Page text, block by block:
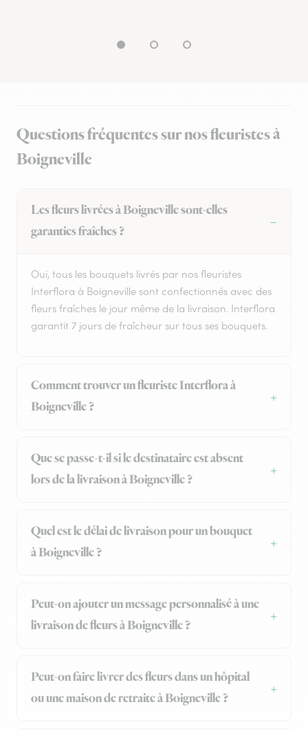
Questions fréquentes sur nos fleuristes à
Boigneville
Les fleurs livrées à Boigneville sont-elles
garanties fraîches ?
Oui, tous les bouquets livrés par nos fleuristes
Interflora à Boigneville sont confectionnés avec des
fleurs fraîches le jour même de la livraison. Interflora
garantit 7 jours de fraîcheur sur tous ses bouquets.
Comment trouver un fleuriste Interflora à
Boigneville ?
Que se passe-t-il si le destinataire est absent
lors de la livraison à Boigneville ?
Quel est le délai de livraison pour un bouquet
à Boigneville ?
Peut-on ajouter un message personnalisé à une
livraison de fleurs à Boigneville ?
Peut-on faire livrer des fleurs dans un hôpital
ou une maison de retraite à Boigneville ?